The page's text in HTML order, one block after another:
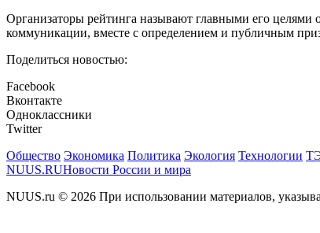
Организаторы рейтинга называют главными его
коммуникации, вместе с определением и публичным
Поделиться новостью:
Facebook
Вконтакте
Одноклассники
Twitter
Общество Экономика Политика Экология Технологии
NUUS.RUНовости России и мира
NUUS.ru © 2026 При использовании материалов,